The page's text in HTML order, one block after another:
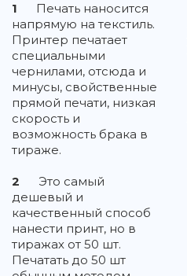
1
Печать наносится
напрямую на текстиль.
Принтер печатает
специальными
чернилами, отсюда и
минусы, свойственные
прямой печати, низкая
скорость и
возможность брака в
тираже.
2
Это самый
дешевый и
качественный способ
нанести принт, но в
тиражах от 50 шт.
Печатать до 50 шт